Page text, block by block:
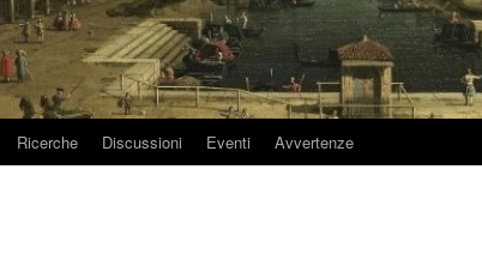
Ricerche Discussioni Eventi Avvertenze